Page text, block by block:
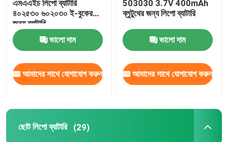
এমএএইচ লিপো ব্যাটারি
৪০২৫৩০ ৬০২০৩০ ই-বুকের
জন্য ব্যাটারি
ভালো দাম
আমাদের সাথে যোগাযোগ করুন
503030 3.7V 400mAh
ব্লুটুথের জন্য লিপো ব্যাটারি
ভালো দাম
আমাদের সাথে যোগাযোগ করুন
ছোট লিপো ব্যাটারি (29)